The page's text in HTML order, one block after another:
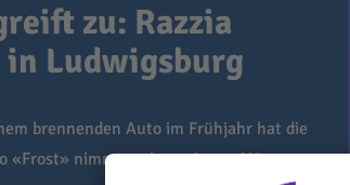
zu: Razzia
in Ludwigsburg
brennenden Auto im Frühjahr hat die
«Frost» nimmt mehrere junge Männer